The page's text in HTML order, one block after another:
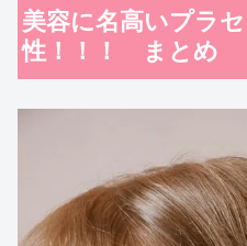
美容に名高いプラ
性！！！ まとめ